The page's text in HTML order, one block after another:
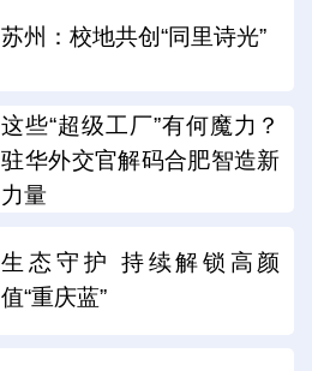
苏州：校地共创“同里诗光”
这些“超级工厂”有何魔力？
驻华外交官解码合肥智造新
力量
生态守护 持续解锁高颜
值“重庆蓝”